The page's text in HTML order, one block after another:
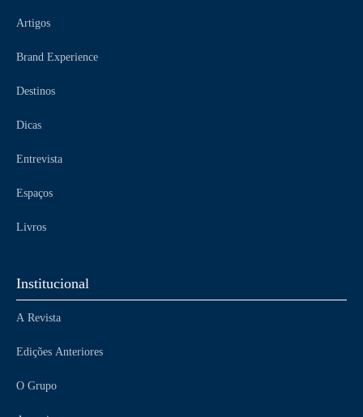
Artigos
Brand Experience
Destinos
Dicas
Entrevista
Espaços
Livros
Institucional
A Revista
Edições Anteriores
O Grupo